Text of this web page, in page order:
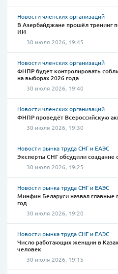
Новости членских организаций
В Азербайджане прошёл тренинг
ИИ
30 июля 2026, 19:45
Новости членских организаций
ФНПР будет контролировать
на выборах 2026 года
30 июля 2026, 19:40
Новости членских организаций
ФНПР проведёт Всероссийскую
30 июля 2026, 19:30
Новости рынка труда СНГ и ЕАЭС
Эксперты СНГ обсудили создание
30 июля 2026, 19:25
Новости рынка труда СНГ и ЕАЭС
Минфин Беларуси назвал
год
30 июля 2026, 19:20
Новости рынка труда СНГ и ЕАЭС
Число работающих женщин в
человек
30 июля 2026, 19:15